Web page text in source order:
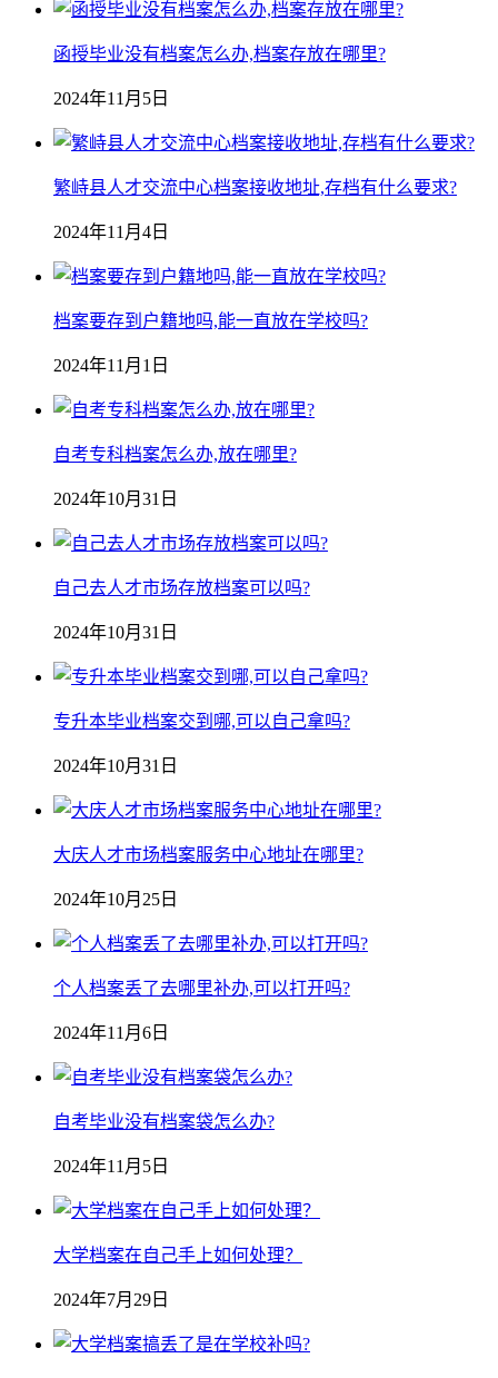
函授毕业没有档案怎么办,档案存放在哪里?
2024年11月5日
繁峙县人才交流中心档案接收地址,存档有什么要求?
2024年11月4日
档案要存到户籍地吗,能一直放在学校吗?
2024年11月1日
自考专科档案怎么办,放在哪里?
2024年10月31日
自己去人才市场存放档案可以吗?
2024年10月31日
专升本毕业档案交到哪,可以自己拿吗?
2024年10月31日
大庆人才市场档案服务中心地址在哪里?
2024年10月25日
个人档案丢了去哪里补办,可以打开吗?
2024年11月6日
自考毕业没有档案袋怎么办?
2024年11月5日
大学档案在自己手上如何处理？
2024年7月29日